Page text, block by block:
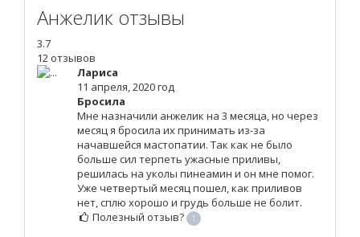
Анжелик отзывы
3.7
12 отзывов
Лариса
11 апреля, 2020 год
Бросила
Мне назначили анжелик на 3 месяца, но через
месяц я бросила их принимать из-за
начавшейся мастопатии. Так как не было
больше сил терпеть ужасные приливы,
решилась на уколы пинеамин и он мне помог.
Уже четвертый месяц пошел, как приливов
нет, сплю хорошо и грудь больше не болит.
Полезный отзыв? 1